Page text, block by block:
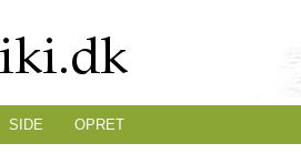
SIDE OPRET